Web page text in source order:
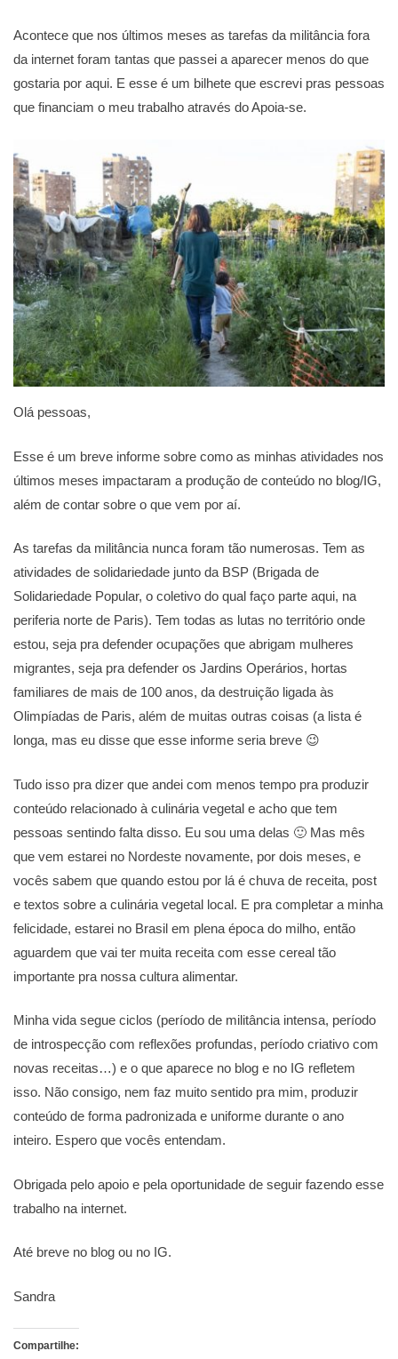
Acontece que nos últimos meses as tarefas da militância fora
da internet foram tantas que passei a aparecer menos do que
gostaria por aqui. E esse é um bilhete que escrevi pras pessoas
que financiam o meu trabalho através do Apoia-se.
Olá pessoas,
Esse é um breve informe sobre como as minhas atividades nos
últimos meses impactaram a produção de conteúdo no blog/IG,
além de contar sobre o que vem por aí.
As tarefas da militância nunca foram tão numerosas. Tem as
atividades de solidariedade junto da BSP (Brigada de
Solidariedade Popular, o coletivo do qual faço parte aqui, na
periferia norte de Paris). Tem todas as lutas no território onde
estou, seja pra defender ocupações que abrigam mulheres
migrantes, seja pra defender os Jardins Operários, hortas
familiares de mais de 100 anos, da destruição ligada às
Olimpíadas de Paris, além de muitas outras coisas (a lista é
longa, mas eu disse que esse informe seria breve 😉
Tudo isso pra dizer que andei com menos tempo pra produzir
conteúdo relacionado à culinária vegetal e acho que tem
pessoas sentindo falta disso. Eu sou uma delas 🙂 Mas mês
que vem estarei no Nordeste novamente, por dois meses, e
vocês sabem que quando estou por lá é chuva de receita, post
e textos sobre a culinária vegetal local. E pra completar a minha
felicidade, estarei no Brasil em plena época do milho, então
aguardem que vai ter muita receita com esse cereal tão
importante pra nossa cultura alimentar.
Minha vida segue ciclos (período de militância intensa, período
de introspecção com reflexões profundas, período criativo com
novas receitas…) e o que aparece no blog e no IG refletem
isso. Não consigo, nem faz muito sentido pra mim, produzir
conteúdo de forma padronizada e uniforme durante o ano
inteiro. Espero que vocês entendam.
Obrigada pelo apoio e pela oportunidade de seguir fazendo esse
trabalho na internet.
Até breve no blog ou no IG.
Sandra
Compartilhe: